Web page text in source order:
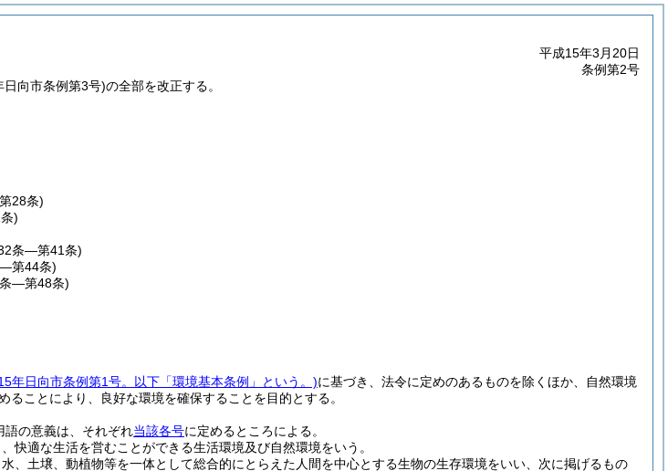
平成15年3月20日
条例第2号
向市条例第3号)の全部を改正する。
28条)
)
条―第41条)
第44条)
―第48条)
年日向市条例第1号。以下「環境基本条例」という。)に基づき、法令に定めのあるものを除くほか、自然環境
ことにより、良好な環境を確保することを目的とする。
語の意義は、それぞれ当該各号に定めるところによる。
適な生活を営むことができる生活環境及び自然環境をいう。
、土壌、動植物等を一体として総合的にとらえた人間を中心とする生物の生存環境をいい、次に掲げるもの